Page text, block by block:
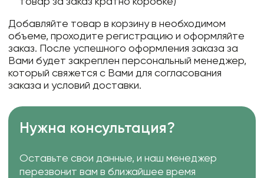
Добавляйте товар в корзину в необходимом
объеме, проходите регистрацию и оформляйте
заказ. После успешного оформления заказа за
Вами будет закреплен персональный менеджер,
который свяжется с Вами для согласования
заказа и условий доставки.
Нужна консультация?
Оставьте свои данные, и наш менеджер
перезвонит вам в ближайшее время